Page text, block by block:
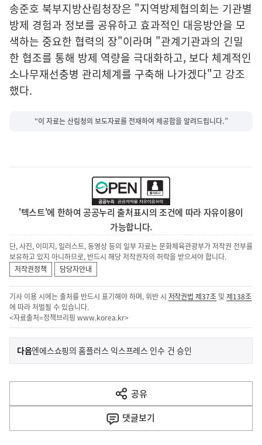
송준호 북부지방산림청장은 "지역방제협의회는 기관별
방제 경험과 정보를 공유하고 효과적인 대응방안을 모
색하는 중요한 협력의 장"이라며 "관계기관과의 긴밀
한 협조를 통해 방제 역량을 극대화하고, 보다 체계적인
소나무재선충병 관리체계를 구축해 나가겠다"고 강조
했다.
“이 자료는 산림청의 보도자료를 전재하여 제공함을 알려드립니다.”
'텍스트'에 한하여 공공누리 출처표시의 조건에 따라 자유이용이
가능합니다.
단, 사진, 이미지, 일러스트, 동영상 등의 일부 자료는 문화체육관광부가 저작권 전부를
보유하고 있지 아니하므로, 반드시 해당 저작권자의 허락을 받으셔야 합니다.
저작권정책
담당자안내
기사 이용 시에는 출처를 반드시 표기해야 하며, 위반 시 저작권법 제37조 및제138조
에 따라 처벌될 수 있습니다.
<자료출처=정책브리핑 www.korea.kr>
이
전
다
음
다음기
사
엔에스쇼핑의 홈플러스 익스프레스 인수 건 승인
공유
열
기
댓글보기